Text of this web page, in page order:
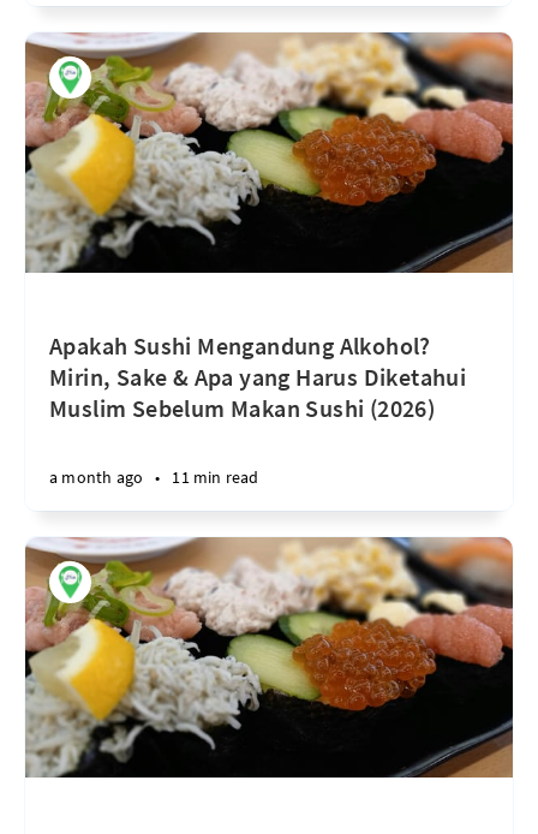
Apakah Sushi Mengandung Alkohol?
Mirin, Sake & Apa yang Harus Diketahui
Muslim Sebelum Makan Sushi (2026)
a month ago • 11 min read